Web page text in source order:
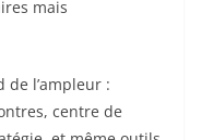
mais
l’ampleur :
centre de